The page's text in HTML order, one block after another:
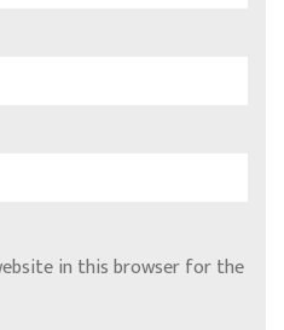
in this browser for the